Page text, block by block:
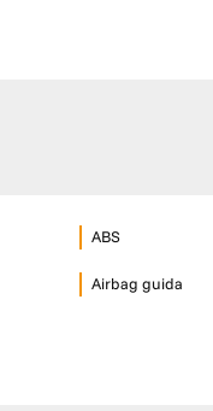
ABS
Airbag guida